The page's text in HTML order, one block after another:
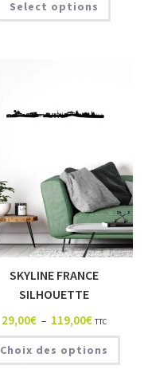
Select options
SKYLINE FRANCE
SILHOUETTE
29,00€ – 119,00€ TTC
Choix des options